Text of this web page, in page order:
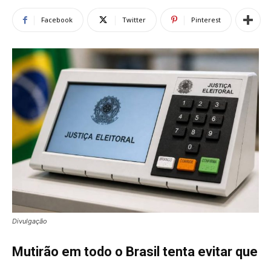
Facebook Twitter Pinterest
Divulgação
Mutirão em todo o Brasil tenta evitar que